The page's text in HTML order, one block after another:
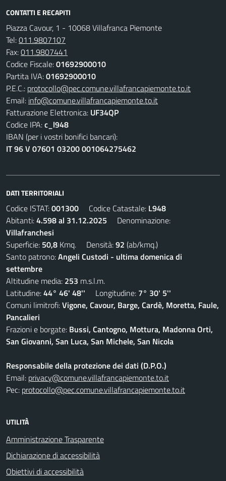
CONTATTI E RECAPITI
Piazza Cavour, 1 - 10068 Villafranca Piemonte
Tel:011.9807107
Fax:011.9807441
Codice Fiscale:01692900010
Partita IVA:01692900010
P.E.C.: protocollo@pec.comune.villafrancapiemonte.to.it
Email: info@comune.villafrancapiemonte.to.it
Fatturazione Elettronica: UF34QP
Codice IPA:c_l948
IBAN (per i vostri bonifici bancari):
IT 96 V 07601 03200 001064275462
DATI TERRITORIALI
Codice ISTAT:001300 Codice Catastale: L948
Abitanti:4.598 al 31.12.2025 Denominazione:
Villafranchesi
Superficie: 50,8 Kmq. Densità:92 (ab/kmq.)
Santo patrono:Angeli Custodi - ultima domenica di
settembre
Altitudine media: 253 m.s.l.m.
Latitudine:44° 46' 48'' Longitudine: 7° 30' 5''
Comuni limitrofi:Vigone, Cavour, Barge, Cardè, Moretta, Faule,
Pancalieri
Frazioni e borgate: Bussi, Cantogno, Mottura, Madonna Orti,
San Giovanni, San Luca, San Michele, San Nicola
Responsabile della protezione dei dati (D.P.O.)
Email: privacy@comune.villafrancapiemonte.to.it
Pec: protocollo@pec.comune.villafrancapiemonte.to.it
UTILITÀ
Amministrazione Trasparente
Dichiarazione di accessibilità
Obiettivi di accessibilità